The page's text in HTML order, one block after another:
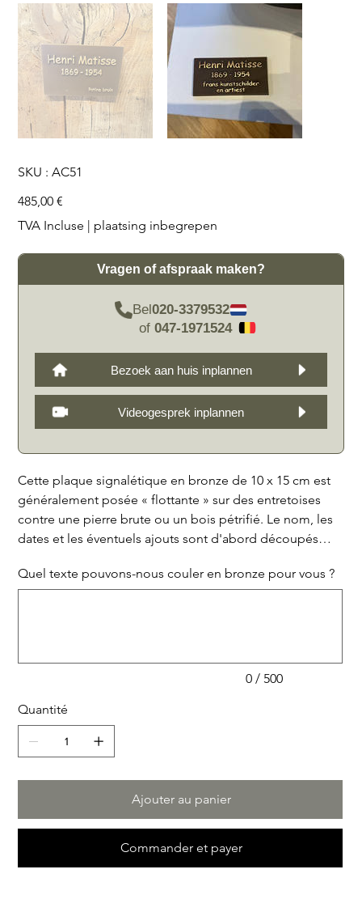
SKU :
SKU
AC51
AC51
Prix
485,00 €
TVA Incluse
plaatsing inbegrepen
Vragen of afspraak maken?
Bel020-3379532
of 047-1971524
Bezoek aan huis inplannen
Videogesprek inplannen
Cette plaque signalétique en bronze de 10 x 15 cm est
généralement posée « flottante » sur des entretoises
contre une pierre brute ou un bois pétrifié. Le nom, les
dates et les éventuels ajouts sont d'abord découpés
patiné. La couleur marron foncé se marie
Quel texte pouvons-nous couler en bronze pour vous ?
0 / 500
Quantité
Ajouter au panier
Commander et payer